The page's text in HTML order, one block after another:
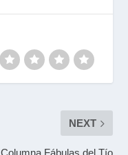
NEXT
Columna Fábulas del Tío